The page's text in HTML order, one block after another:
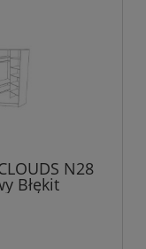
N28
Błękit